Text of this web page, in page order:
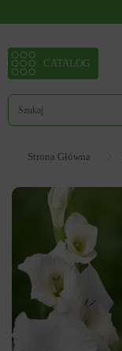
CATALOG
Strona Główna